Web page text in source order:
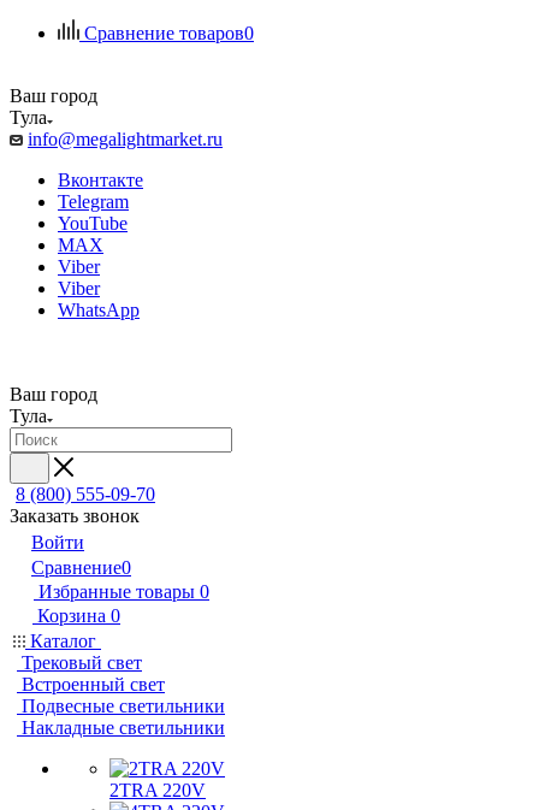
Сравнение товаров0
Ваш город
Тула
info@megalightmarket.ru
Вконтакте
Telegram
YouTube
MAX
Viber
Viber
WhatsApp
Ваш город
Тула
8 (800) 555-09-70
Заказать звонок
Войти
Сравнение0
Избранные товары 0
Корзина 0
Каталог
Трековый свет
Встроенный свет
Подвесные светильники
Накладные светильники
2TRA 220V